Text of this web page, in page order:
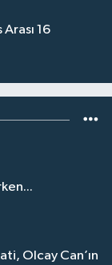
16
Olcay Can’ın